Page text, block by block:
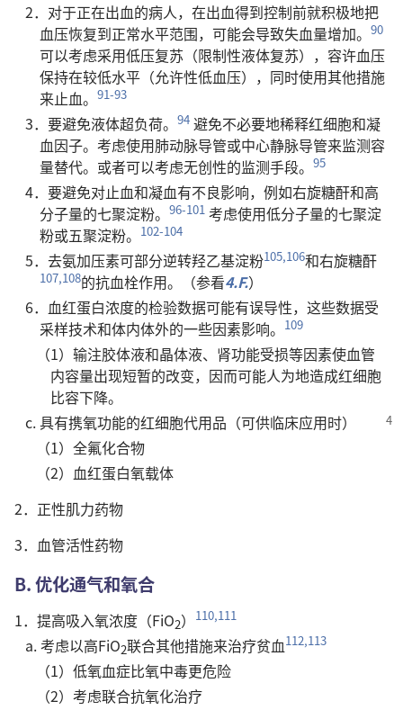
2．对于正在出血的病人，在出血得到控制前就积极地把
血压恢复到正常水平范围，可能会导致失血量增加。 90
可以考虑采用低压复苏（限制性液体复苏），容许血压
保持在较低水平（允许性低血压），同时使用其他措施
来止血。 91-93
3．要避免液体超负荷。 94 避免不必要地稀释红细胞和凝
血因子。考虑使用肺动脉导管或中心静脉导管来监测容
量替代。或者可以考虑无创性的监测手段。 95
4．要避免对止血和凝血有不良影响，例如右旋糖酐和高
分子量的七聚淀粉。 96-101 考虑使用低分子量的七聚淀
粉或五聚淀粉。 102-104
5．去氨加压素可部分逆转羟乙基淀粉105,106和右旋糖酐
107,108的抗血栓作用。（参看4.F.）
6．血红蛋白浓度的检验数据可能有误导性，这些数据受
采样技术和体内体外的一些因素影响。 109
（1）输注胶体液和晶体液、肾功能受损等因素使血管
内容量出现短暂的改变，因而可能人为地造成红细胞
比容下降。
c. 具有携氧功能的红细胞代用品（可供临床应用时）
（1）全氟化合物
（2）血红蛋白氧载体
2．正性肌力药物
3．血管活性药物
B. 优化通气和氧合
1．提高吸入氧浓度（FiO2） 110,111
a. 考虑以高FiO2联合其他措施来治疗贫血112,113
（1）低氧血症比氧中毒更危险
（2）考虑联合抗氧化治疗